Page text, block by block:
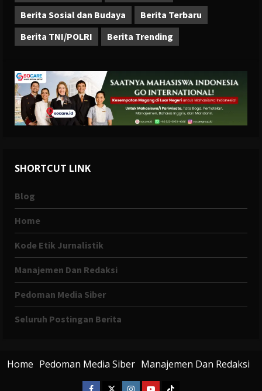
Berita Sosial dan Budaya
Berita Terbaru
Berita TNI/POLRI
Berita Trending
SHORTCUT LINK
Blog
Home
Kode Etik Jurnalistik
Manajemen Dan Redaksi
Pedoman Media Siber
Seluruh Postingan Berita
Home Pedoman Media Siber Manajemen Dan Redaksi
Facebook
X Instagram
YoutubeTiktok